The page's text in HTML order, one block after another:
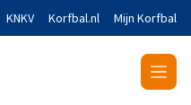
KNKV Korfbal.nl Mijn Korfbal